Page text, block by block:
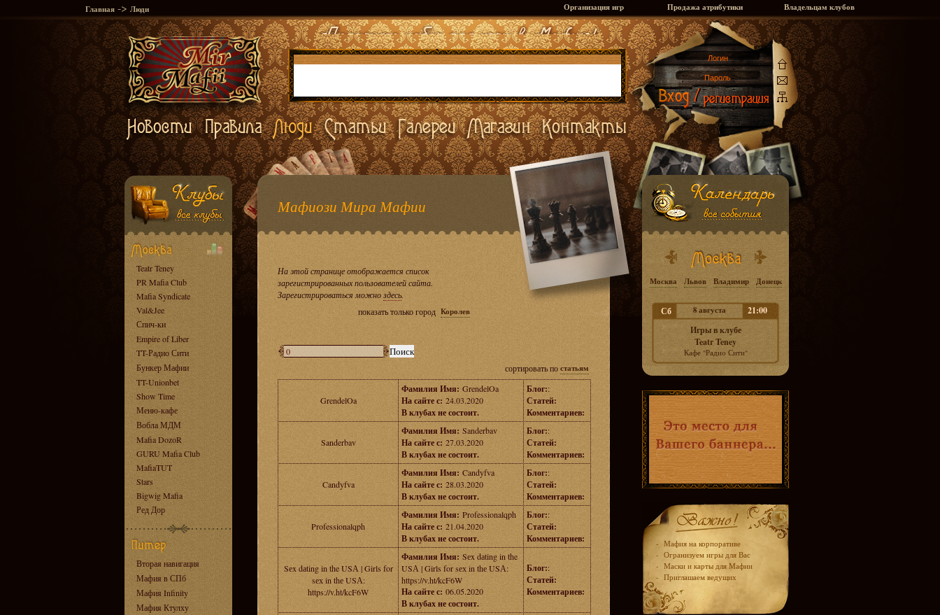
Главная -> Люди Организация игр Продажа атрибутики Владельцам клубов
Teatr Teney
PR Mafia Club
Mafia Syndicate
Val&Jee
Спич-ки
Empire of Liber
TT-Радио Сити
Бункер Мафии
TT-Unionbet
Show Time
Меню-кафе
Вобла МДМ
Mafia DozoR
GURU Mafia Club
MafiaTUT
Stars
Bigwig Mafia
Ред Дор
Вторая навигация
Мафия в СПб
Мафия Infinity
Мафия Ктулху
Мафиози Мира Мафии
На этой странице отображается список
зарегистрированных пользователей сайта.
Зарегистрироваться можноздесь.
показать только город Королев
сортировать постатьям
GrendelOa
Фамилия Имя: GrendelOa
На сайте с: 24.03.2020
В клубах не состоит.
Блог::
Статей:
Комментариев:
Sanderbav
Фамилия Имя: Sanderbav
На сайте с: 27.03.2020
В клубах не состоит.
Блог::
Статей:
Комментариев:
Candyfva
Фамилия Имя: Candyfva
На сайте с: 28.03.2020
В клубах не состоит.
Блог::
Статей:
Комментариев:
Professionalqph
Фамилия Имя: Professionalqph
На сайте с: 21.04.2020
В клубах не состоит.
Блог::
Статей:
Комментариев:
Sеx dаting in the USА | Girls for
sех in thе USА:
https://v.ht/kcF6W
Фамилия Имя: Sеx dаting in the
USА | Girls for sех in thе USА:
https://v.ht/kcF6W
На сайте с: 06.05.2020
В клубах не состоит.
Блог::
Статей:
Комментариев:
Москва Львов Владимир Донецк
Сб 8 августа
21:00
Игры в клубе
Teatr Teney
Кафе "Радио Сити"
- Мафия на корпоративе
- Огранизуем игры для Вас
- Маски и карты для Мафии
- Приглашаем ведущих